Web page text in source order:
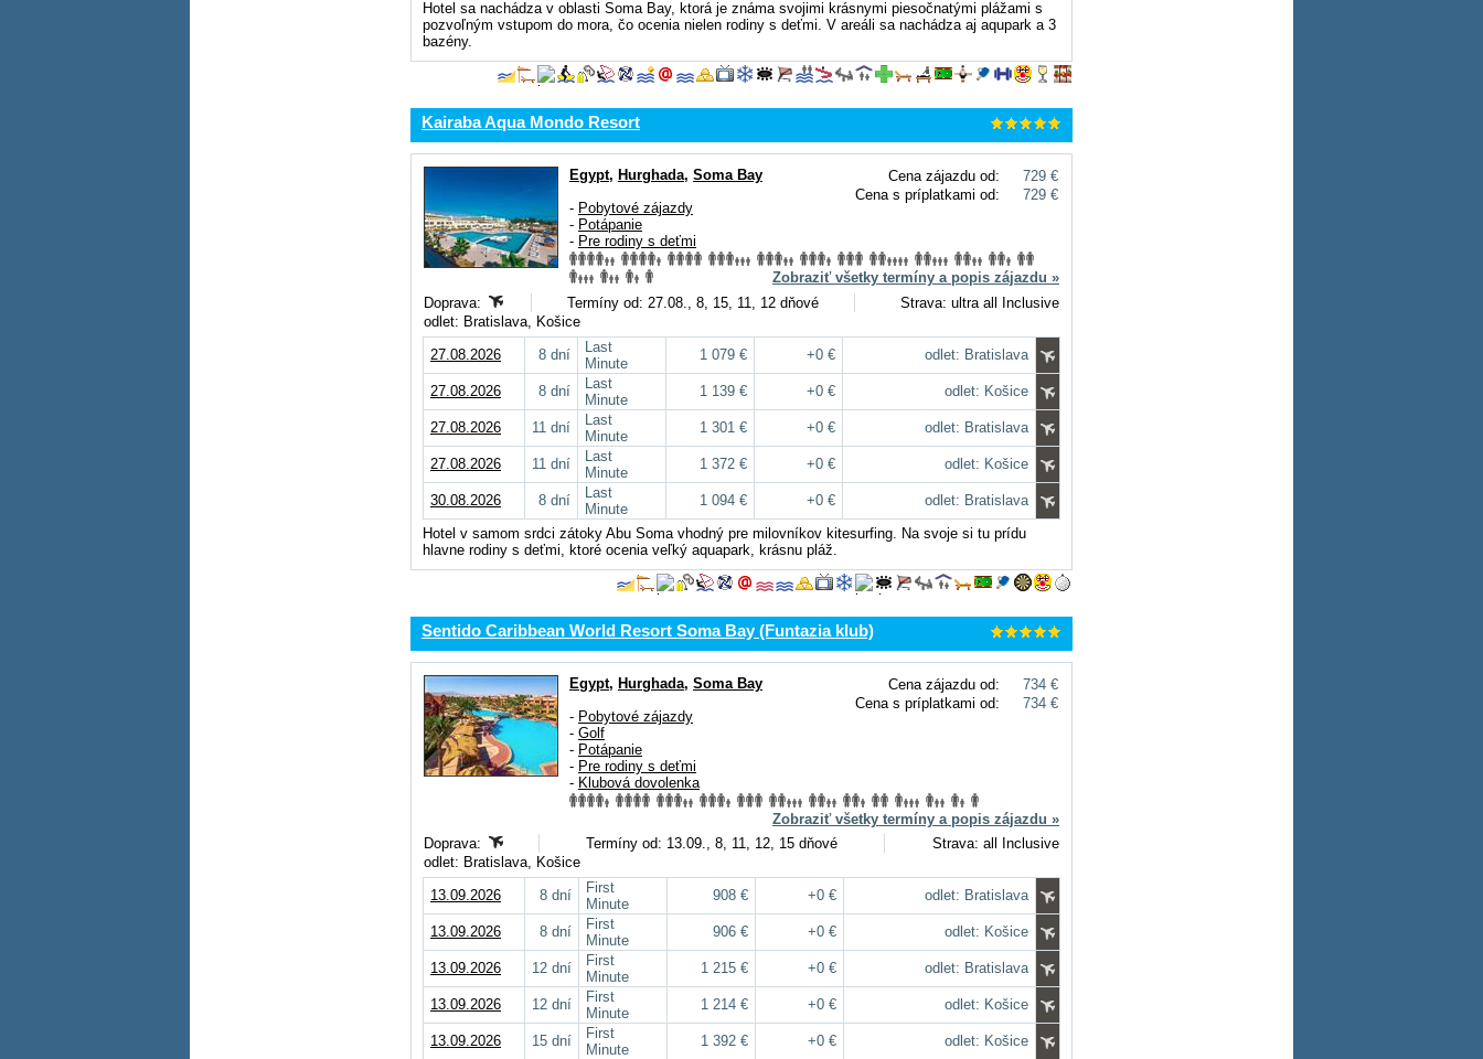
Hotel sa nachádza v oblasti Soma Bay, ktorá je známa svojimi krásnymi piesočnatými plážami s
pozvoľným vstupom do mora, čo ocenia nielen rodiny s deťmi. V areáli sa nachádza aj aqupark a 3
bazény.
Kairaba Aqua Mondo Resort
Cena zájazdu od:
729 €
Cena s príplatkami od:
729 €
Egypt, Hurghada, Soma Bay
- Pobytové zájazdy
- Potápanie
- Pre rodiny s deťmi
Zobraziť všetky termíny a popis zájazdu »
Doprava:
Termíny od: 27.08., 8, 15, 11, 12 dňové
Strava: ultra all Inclusive
odlet: Bratislava, Košice
27.08.2026
8 dní
Last
Minute
1 079 € +0 € odlet: Bratislava
27.08.2026 8 dní
Last
Minute
1 139 € +0 € odlet: Košice
27.08.2026 11 dní
Last
Minute
1 301 € +0 € odlet: Bratislava
27.08.2026 11 dní
Last
Minute
1 372 € +0 € odlet: Košice
30.08.2026 8 dní
Last
Minute
1 094 € +0 €
odlet: Bratislava
Hotel v samom srdci zátoky Abu Soma vhodný pre milovníkov kitesurfing. Na svoje si tu prídu
hlavne rodiny s deťmi, ktoré ocenia veľký aquapark, krásnu pláž.
Sentido Caribbean World Resort Soma Bay (Funtazia klub)
Cena zájazdu od:
734 €
Cena s príplatkami od:
734 €
Egypt, Hurghada, Soma Bay
- Pobytové zájazdy
- Golf
- Potápanie
- Pre rodiny s deťmi
- Klubová dovolenka
Zobraziť všetky termíny a popis zájazdu »
Doprava:
Termíny od: 13.09., 8, 11, 12, 15 dňové
Strava: all Inclusive
odlet: Bratislava, Košice
13.09.2026
8 dní
First
Minute
908 € +0 € odlet: Bratislava
13.09.2026 8 dní
First
Minute
906 € +0 € odlet: Košice
13.09.2026 12 dní
First
Minute
1 215 € +0 € odlet: Bratislava
13.09.2026 12 dní
First
Minute
1 214 € +0 € odlet: Košice
13.09.2026 15 dní
First
Minute
1 392 € +0 €
odlet: Košice